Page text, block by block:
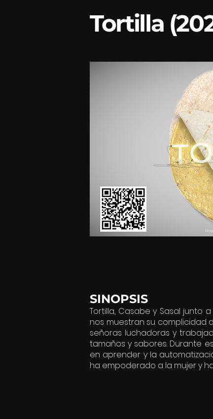
Tortilla
SINOPSIS
Tortilla, Casabe y Sasal junto
nos muestran su complicidad
señoras luchadoras y
tamaños y sabores. Durante
en aprender y la
ha empoderado a la mujer y